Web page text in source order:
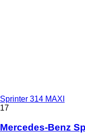
Sprinter 314 MAXI
17
Mercedes-Benz